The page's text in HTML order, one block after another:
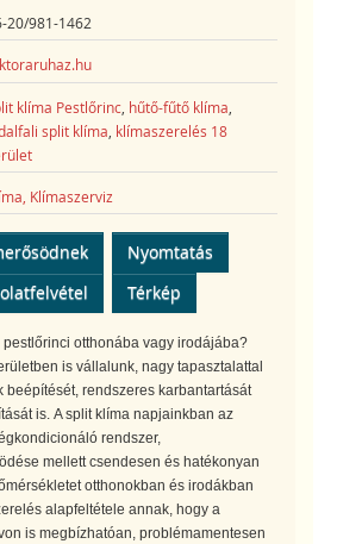
20/981-1462
klíma Pestlőrinc hűtő-fűtő klíma
split klíma klímaszerelés 18
Klímaszerviz
Nyomtatás
Térkép
otthonába vagy irodájába?
is vállalunk, nagy tapasztalattal
beépítését, rendszeres karbantartását
is. A split klíma napjainkban az
rendszer,
mellett csendesen és hatékonyan
otthonokban és irodákban
alapfeltétele annak, hogy a
is megbízhatóan, problémamentesen